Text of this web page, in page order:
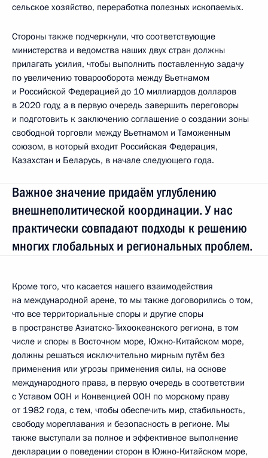
сельское хозяйство, переработка полезных ископаемых.
Стороны также подчеркнули, что соответствующие
министерства и ведомства наших двух стран должны
прилагать усилия, чтобы выполнить поставленную задачу
по увеличению товарооборота между Вьетнамом
и Российской Федерацией до 10 миллиардов долларов
в 2020 году, а в первую очередь завершить переговоры
и подготовить к заключению соглашение о создании зоны
свободной торговли между Вьетнамом и Таможенным
союзом, в который входит Российская Федерация,
Казахстан и Беларусь, в начале следующего года.
Важное значение придаём углублению
внешнеполитической координации. У нас
практически совпадают подходы к решению
многих глобальных и региональных проблем.
Кроме того, что касается нашего взаимодействия
на международной арене, то мы также договорились о том,
что все территориальные споры и другие споры
в пространстве Азиатско-Тихоокеанского региона, в том
числе и споры в Восточном море, Южно-Китайском море,
должны решаться исключительно мирным путём без
применения или угрозы применения силы, на основе
международного права, в первую очередь в соответствии
с Уставом ООН и Конвенцией ООН по морскому праву
от 1982 года, с тем, чтобы обеспечить мир, стабильность,
свободу мореплавания и безопасность в регионе. Мы
также выступали за полное и эффективное выполнение
декларации о поведении сторон в Южно-Китайском море,